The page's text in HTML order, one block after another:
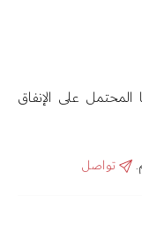
المحتمل على الإنفاق
تواصل